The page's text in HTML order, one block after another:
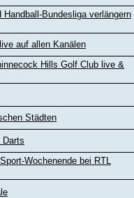
Bundesliga verlängern
auf allen Kanälen
Hills Golf Club live &
Städten
Darts
Wochenende bei RTL